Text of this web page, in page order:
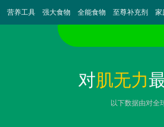
营养工具 强大食物 全能食物 至尊补充剂 家
对肌无力
以下数据由对全